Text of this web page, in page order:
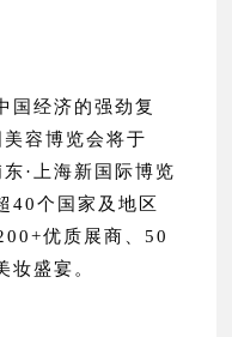
国经济的强劲复
容博览会将于
·上海新国际博览
40个国家及地区
优质展商、50
妆盛宴。